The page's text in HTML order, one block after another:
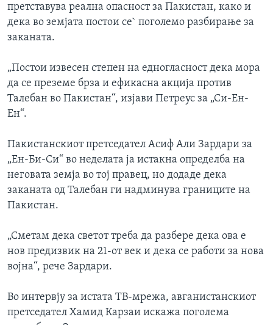
Јазици
претставува реална опасност за Пакистан, како и
дека во земјата постои се` поголемо разбирање за
заканата.
„Постои извесен степен на едногласност дека мора
да се преземе брза и ефикасна акција против
Талебан во Пакистан“, изјави Петреус за „Си-Ен-
Ен“.
Пакистанскиот претседател Асиф Али Зардари за
„Ен-Би-Си“ во неделата ја истакна определба на
неговата земја во тој правец, но додаде дека
заканата од Талебан ги надминува границите на
Пакистан.
„Сметам дека светот треба да разбере дека ова е
нов предизвик на 21-от век и дека се работи за нова
војна“, рече Зардари.
Во интервју за истата ТВ-мрежа, авганистанскиот
претседател Хамид Карзаи искажа поголема